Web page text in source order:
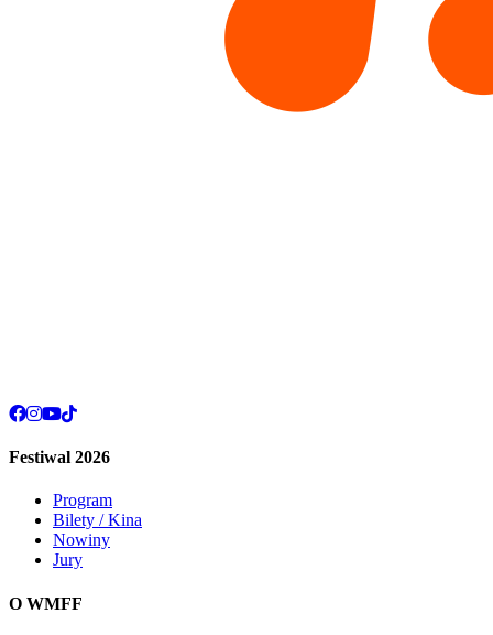
Festiwal 2026
Program
Bilety / Kina
Nowiny
Jury
O WMFF